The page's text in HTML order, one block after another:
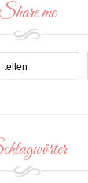
me
teilen